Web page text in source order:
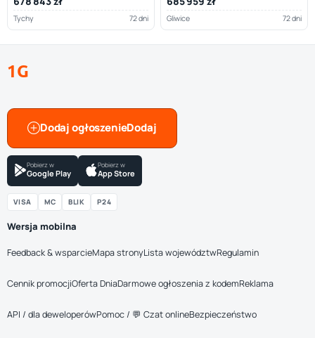
Tychy 72 dni Gliwice 72 dni
1G
Dodaj ogłoszenie
Pobierz w
Google Play
Pobierz w
App Store
VISA MC BLIK P24
Wersja mobilna
Feedback & wsparcieMapa stronyLista województwRegulamin
Cennik promocjiOferta DniaDarmowe ogłoszenia z kodemReklama
API / dla deweloperówPomoc / 💬 Czat onlineBezpieczeństwo